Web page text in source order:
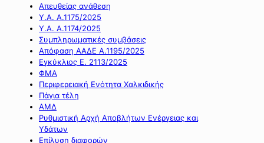
Απευθείας ανάθεση
Υ.Α. Α.1175/2025
Υ.Α. Α.1174/2025
Συμπληρωματικές συμβάσεις
Απόφαση ΑΑΔΕ Α.1195/2025
Εγκύκλιος Ε. 2113/2025
ΦΜΑ
Περιφερειακή Ενότητα Χαλκιδικής
Πάγια τέλη
ΑΜΔ
Ρυθμιστική Αρχή Αποβλήτων Ενέργειας και
Υδάτων
Επίλυση διαφορών